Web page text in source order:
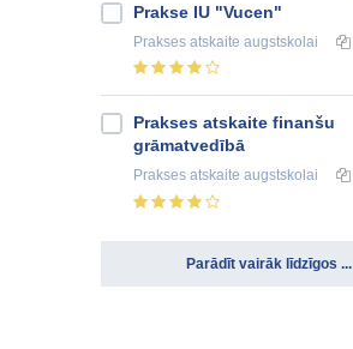
Prakse IU "Vucen"
Prakses atskaite augstskolai
Prakses atskaite finanšu
grāmatvedībā
Prakses atskaite augstskolai
Parādīt vairāk līdzīgos ...